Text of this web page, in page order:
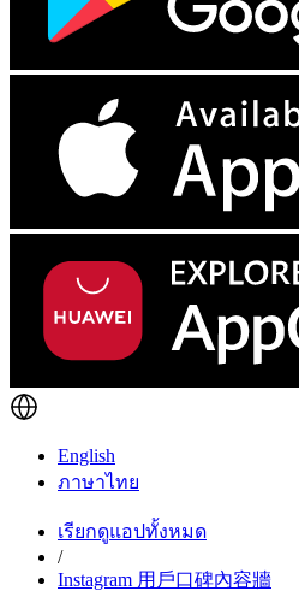
English
ภาษาไทย
เรียกดูแอปทั้งหมด
/
Instagram 用戶口碑內容牆